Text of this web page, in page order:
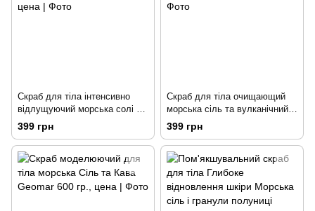
Скраб для тіла інтенсивно
відлущуючий морська солі та
насіння винограду Geomar 600
399 грн
Скраб для тіла очищающий
морська сіль та вулканічний
пісок Geomar 600 мл.
399 грн